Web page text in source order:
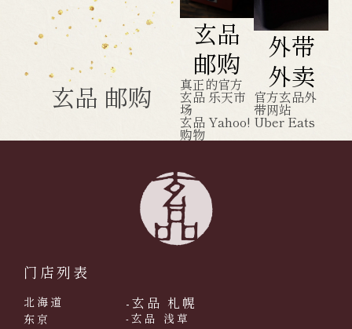
玄品 邮购
玄品
邮购
真正的官方
玄品 乐天市
场
玄品 Yahoo!
购物
外带
外卖
官方玄品外
带网站
Uber Eats
门店列表
北海道 -玄品 札幌
东京
-玄品 浅草